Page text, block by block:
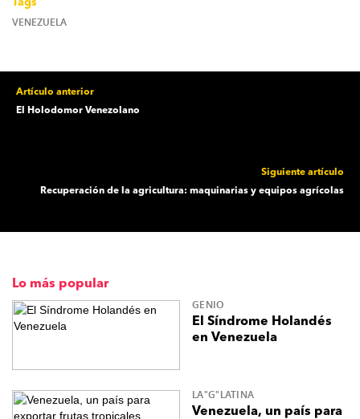
VENEZUELA
Artículo anterior
El Holodomor Venezolano
Siguiente artículo
Recuperación de la agricultura: maquinarias y equipos agrícolas
Lo más popular
GENIO
El Síndrome Holandés
en Venezuela
LA"G"LATINA
Venezuela, un país para